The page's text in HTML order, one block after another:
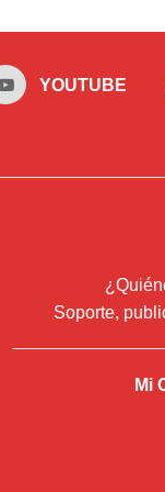
se
pueden
la
YOUTUBE
Soporte,
Mi